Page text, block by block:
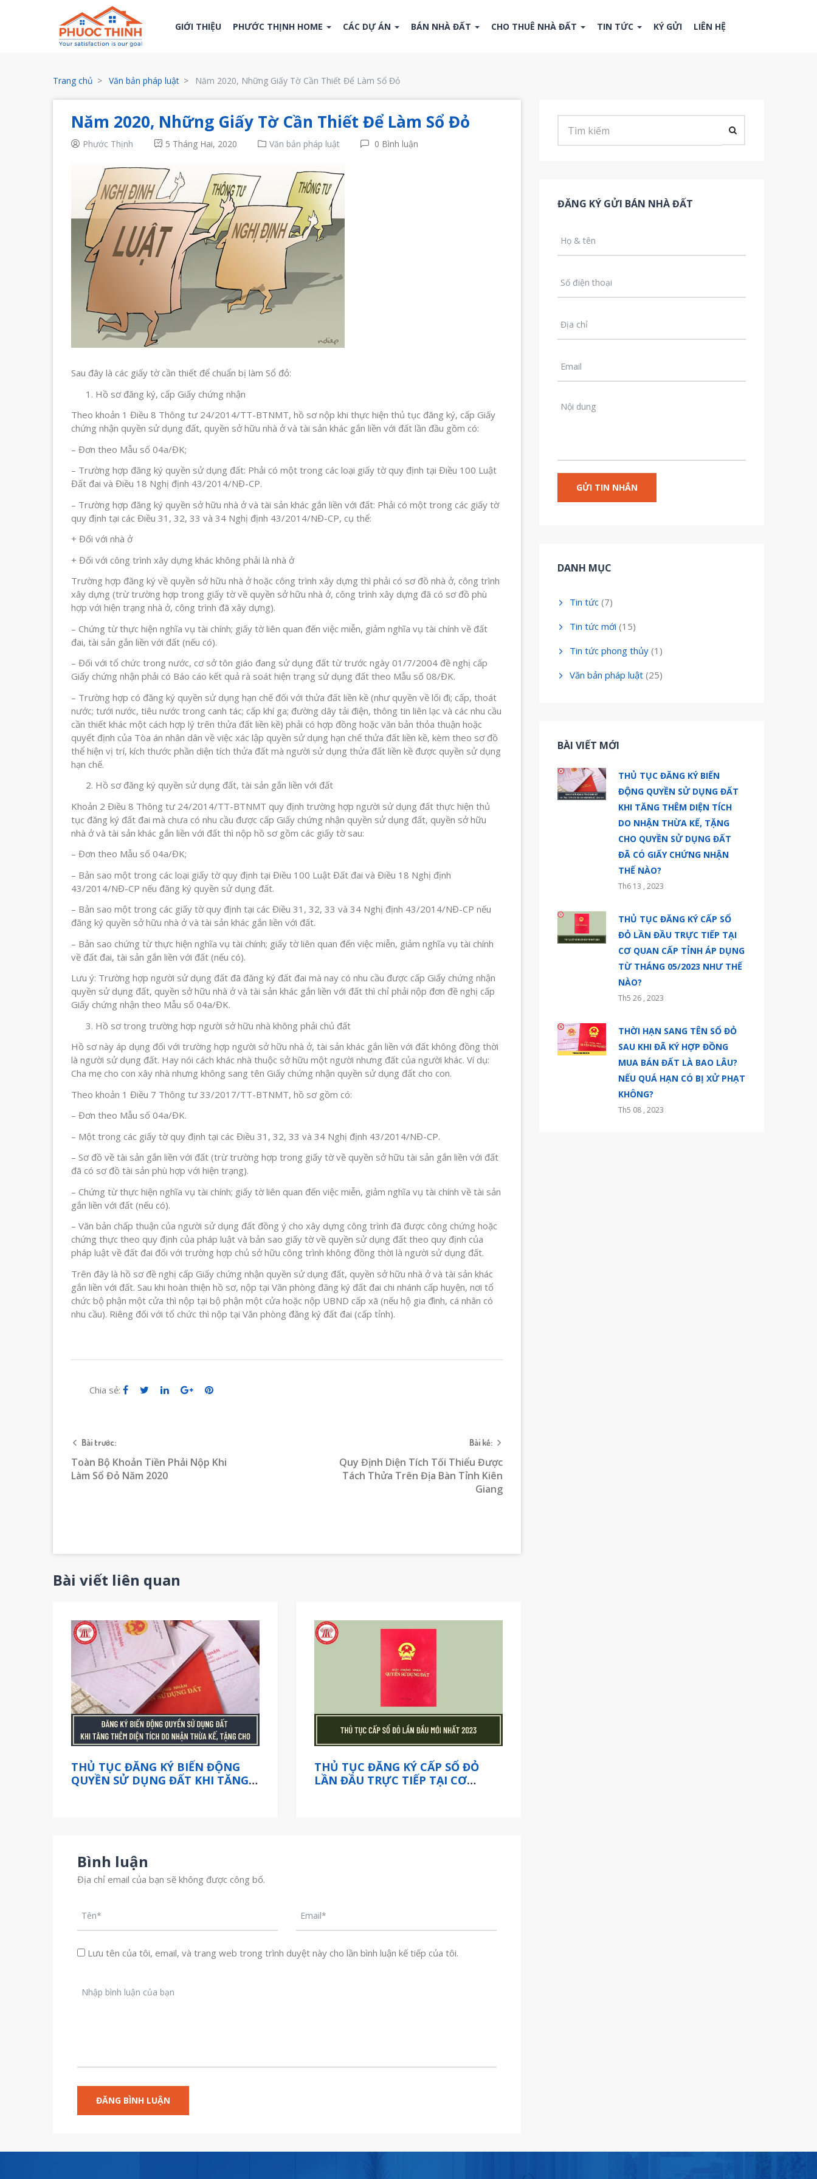
GIỚI THIỆU PHƯỚC THỊNH HOME CÁC DỰ ÁN BÁN NHÀ ĐẤT CHO THUÊ NHÀ ĐẤT TIN TỨC KÝ GỬI LIÊN HỆ
Trang chủ Văn bản pháp luật Năm 2020, Những Giấy Tờ Cần Thiết Để Làm Sổ Đỏ
Năm 2020, Những Giấy Tờ Cần Thiết Để Làm Sổ Đỏ
Phước Thịnh 5 Tháng Hai, 2020 Văn bản pháp luật 0 Bình luận
Sau đây là các giấy tờ cần thiết để chuẩn bị làm Sổ đỏ:
Hồ sơ đăng ký, cấp Giấy chứng nhận
Theo khoản 1 Điều 8 Thông tư 24/2014/TT-BTNMT, hồ sơ nộp khi thực hiện thủ tục đăng ký, cấp Giấy
chứng nhận quyền sử dụng đất, quyền sở hữu nhà ở và tài sản khác gắn liền với đất lần đầu gồm có:
– Đơn theo Mẫu số 04a/ĐK;
– Trường hợp đăng ký quyền sử dụng đất: Phải có một trong các loại giấy tờ quy định tại Điều 100 Luật
Đất đai và Điều 18 Nghị định 43/2014/NĐ-CP.
– Trường hợp đăng ký quyền sở hữu nhà ở và tài sản khác gắn liền với đất: Phải có một trong các giấy tờ
quy định tại các Điều 31, 32, 33 và 34 Nghị định 43/2014/NĐ-CP, cụ thể:
+ Đối với nhà ở
+ Đối với công trình xây dựng khác không phải là nhà ở
Trường hợp đăng ký về quyền sở hữu nhà ở hoặc công trình xây dựng thì phải có sơ đồ nhà ở, công trình
xây dựng (trừ trường hợp trong giấy tờ về quyền sở hữu nhà ở, công trình xây dựng đã có sơ đồ phù
hợp với hiện trạng nhà ở, công trình đã xây dựng).
– Chứng từ thực hiện nghĩa vụ tài chính; giấy tờ liên quan đến việc miễn, giảm nghĩa vụ tài chính về đất
đai, tài sản gắn liền với đất (nếu có).
– Đối với tổ chức trong nước, cơ sở tôn giáo đang sử dụng đất từ trước ngày 01/7/2004 đề nghị cấp
Giấy chứng nhận phải có Báo cáo kết quả rà soát hiện trạng sử dụng đất theo Mẫu số 08/ĐK.
– Trường hợp có đăng ký quyền sử dụng hạn chế đối với thửa đất liền kề (như quyền về lối đi; cấp, thoát
nước; tưới nước, tiêu nước trong canh tác; cấp khí ga; đường dây tải điện, thông tin liên lạc và các nhu cầu
cần thiết khác một cách hợp lý trên thửa đất liền kề) phải có hợp đồng hoặc văn bản thỏa thuận hoặc
quyết định của Tòa án nhân dân về việc xác lập quyền sử dụng hạn chế thửa đất liền kề, kèm theo sơ đồ
thể hiện vị trí, kích thước phần diện tích thửa đất mà người sử dụng thửa đất liền kề được quyền sử dụng
hạn chế.
Hồ sơ đăng ký quyền sử dụng đất, tài sản gắn liền với đất
Khoản 2 Điều 8 Thông tư 24/2014/TT-BTNMT quy định trường hợp người sử dụng đất thực hiện thủ
tục đăng ký đất đai mà chưa có nhu cầu được cấp Giấy chứng nhận quyền sử dụng đất, quyền sở hữu
nhà ở và tài sản khác gắn liền với đất thì nộp hồ sơ gồm các giấy tờ sau:
– Đơn theo Mẫu số 04a/ĐK;
– Bản sao một trong các loại giấy tờ quy định tại Điều 100 Luật Đất đai và Điều 18 Nghị định
43/2014/NĐ-CP nếu đăng ký quyền sử dụng đất.
– Bản sao một trong các giấy tờ quy định tại các Điều 31, 32, 33 và 34 Nghị định 43/2014/NĐ-CP nếu
đăng ký quyền sở hữu nhà ở và tài sản khác gắn liền với đất.
– Bản sao chứng từ thực hiện nghĩa vụ tài chính; giấy tờ liên quan đến việc miễn, giảm nghĩa vụ tài chính
về đất đai, tài sản gắn liền với đất (nếu có).
Lưu ý: Trường hợp người sử dụng đất đã đăng ký đất đai mà nay có nhu cầu được cấp Giấy chứng nhận
quyền sử dụng đất, quyền sở hữu nhà ở và tài sản khác gắn liền với đất thì chỉ phải nộp đơn đề nghị cấp
Giấy chứng nhận theo Mẫu số 04a/ĐK.
Hồ sơ trong trường hợp người sở hữu nhà không phải chủ đất
Hồ sơ này áp dụng đối với trường hợp người sở hữu nhà ở, tài sản khác gắn liền với đất không đồng thời
là người sử dụng đất. Hay nói cách khác nhà thuộc sở hữu một người nhưng đất của người khác. Ví dụ:
Cha mẹ cho con xây nhà nhưng không sang tên Giấy chứng nhận quyền sử dụng đất cho con.
Theo khoản 1 Điều 7 Thông tư 33/2017/TT-BTNMT, hồ sơ gồm có:
– Đơn theo Mẫu số 04a/ĐK.
– Một trong các giấy tờ quy định tại các Điều 31, 32, 33 và 34 Nghị định 43/2014/NĐ-CP.
– Sơ đồ về tài sản gắn liền với đất (trừ trường hợp trong giấy tờ về quyền sở hữu tài sản gắn liền với đất
đã có sơ đồ tài sản phù hợp với hiện trạng).
– Chứng từ thực hiện nghĩa vụ tài chính; giấy tờ liên quan đến việc miễn, giảm nghĩa vụ tài chính về tài sản
gắn liền với đất (nếu có).
– Văn bản chấp thuận của người sử dụng đất đồng ý cho xây dựng công trình đã được công chứng hoặc
chứng thực theo quy định của pháp luật và bản sao giấy tờ về quyền sử dụng đất theo quy định của
pháp luật về đất đai đối với trường hợp chủ sở hữu công trình không đồng thời là người sử dụng đất.
Trên đây là hồ sơ đề nghị cấp Giấy chứng nhận quyền sử dụng đất, quyền sở hữu nhà ở và tài sản khác
gắn liền với đất. Sau khi hoàn thiện hồ sơ, nộp tại Văn phòng đăng ký đất đai chi nhánh cấp huyện, nơi tổ
chức bộ phận một cửa thì nộp tại bộ phận một cửa hoặc nộp UBND cấp xã (nếu hộ gia đình, cá nhân có
nhu cầu). Riêng đối với tổ chức thì nộp tại Văn phòng đăng ký đất đai (cấp tỉnh).
Chia sẻ:
Bài trước:
Toàn Bộ Khoản Tiền Phải Nộp Khi
Làm Sổ Đỏ Năm 2020
Bài kế:
Quy Định Diện Tích Tối Thiểu Được
Tách Thửa Trên Địa Bàn Tỉnh Kiên
Giang
Bài viết liên quan
THỦ TỤC ĐĂNG KÝ BIẾN ĐỘNG
QUYỀN SỬ DỤNG ĐẤT KHI TĂNG
THỦ TỤC ĐĂNG KÝ CẤP SỔ ĐỎ
LẦN ĐẦU TRỰC TIẾP TẠI CƠ
Bình luận
Địa chỉ email của bạn sẽ không được công bố.
Lưu tên của tôi, email, và trang web trong trình duyệt này cho lần bình luận kế tiếp của tôi.
ĐĂNG KÝ GỬI BÁN NHÀ ĐẤT
DANH MỤC
Tin tức (7)
Tin tức mới (15)
Tin tức phong thủy (1)
Văn bản pháp luật (25)
BÀI VIẾT MỚI
THỦ TỤC ĐĂNG KÝ BIẾN
ĐỘNG QUYỀN SỬ DỤNG ĐẤT
KHI TĂNG THÊM DIỆN TÍCH
DO NHẬN THỪA KẾ, TẶNG
CHO QUYỀN SỬ DỤNG ĐẤT
ĐÃ CÓ GIẤY CHỨNG NHẬN
THẾ NÀO?
Th6 13 , 2023
THỦ TỤC ĐĂNG KÝ CẤP SỔ
ĐỎ LẦN ĐẦU TRỰC TIẾP TẠI
CƠ QUAN CẤP TỈNH ÁP DỤNG
TỪ THÁNG 05/2023 NHƯ THẾ
NÀO?
Th5 26 , 2023
THỜI HẠN SANG TÊN SỔ ĐỎ
SAU KHI ĐÃ KÝ HỢP ĐỒNG
MUA BÁN ĐẤT LÀ BAO LÂU?
NẾU QUÁ HẠN CÓ BỊ XỬ PHẠT
KHÔNG?
Th5 08 , 2023